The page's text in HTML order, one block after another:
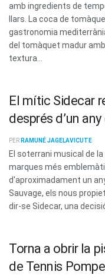
amb ingredients de
llars. La coca de
gastronomia
del tomàquet madur
textura...
El mític Sidecar
després d’un
PER RAMUNÉ JAGELAVICUTE
El soterrani musical de
marques més
d'aproximadament un
Sauvage, els nous
dir-se Sidecar, una
Torna a obrir la
de Tennis